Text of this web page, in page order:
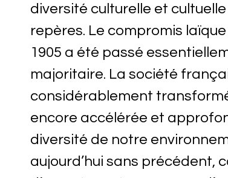
diversité culturelle et
repères. Le compromis
1905 a été passé
majoritaire. La société
considérablement
encore accélérée et
diversité de notre
aujourd’hui sans précédent,